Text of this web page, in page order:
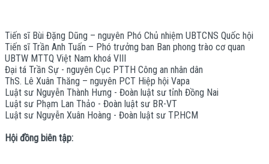
Tiến sĩ Bùi Đặng Dũng – nguyên Phó Chủ nhiệm UBTCNS Quốc hội
Tiến sĩ Trần Anh Tuấn – Phó trưởng ban Ban phong trào cơ quan
UBTW MTTQ Việt Nam khoá VIII
Đại tá Trần Sự - nguyên Cục PTTH Công an nhân dân
ThS. Lê Xuân Thăng – nguyên PCT Hiệp hội Vapa
Luật sư Nguyễn Thành Hưng - Đoàn luật sư tỉnh Đồng Nai
Luật sư Phạm Lan Thảo - Đoàn luật sư BR-VT
Luật sư Nguyễn Xuân Hoàng - Đoàn luật sư TP.HCM
Hội đồng biên tập: